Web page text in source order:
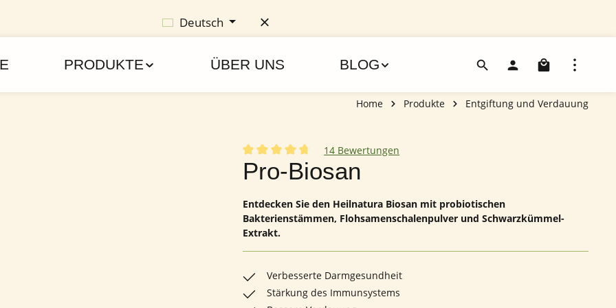
Deutsch
PRODUKTE ÜBER UNS BLOG
Home Produkte Entgiftung und Verdauung
Durchschnittliche Bewertung von 4.79 von 5 Sternen
14 Bewertungen
Pro-Biosan
Entdecken Sie den Heilnatura Biosan mit probiotischen
Bakterienstämmen, Flohsamenschalenpulver und Schwarzkümmel-
Extrakt.
Verbesserte Darmgesundheit
Stärkung des Immunsystems